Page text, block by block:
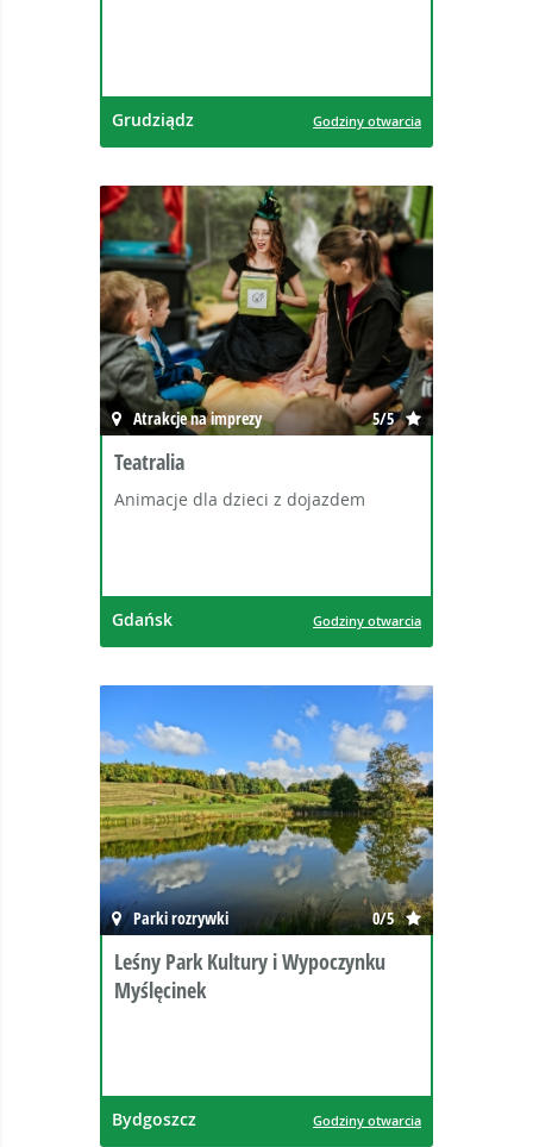
Grudziądz Godziny otwarcia
Atrakcje na imprezy 5/5
Teatralia
Animacje dla dzieci z dojazdem
Gdańsk Godziny otwarcia
Parki rozrywki 0/5
Leśny Park Kultury i Wypoczynku
Myślęcinek
Bydgoszcz Godziny otwarcia